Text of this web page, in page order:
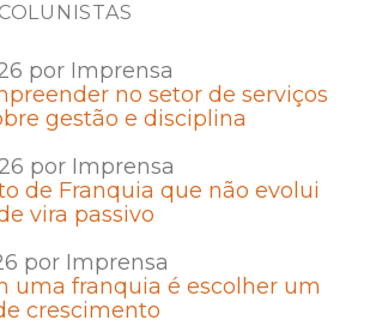
por Imprensa
no setor de serviços
gestão e disciplina
por Imprensa
de Franquia que não evolui
vira passivo
por Imprensa
uma franquia é escolher um
crescimento